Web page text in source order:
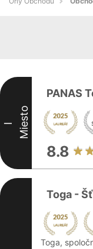
I Miesto
PANAS
8.8
Toga -
Toga,